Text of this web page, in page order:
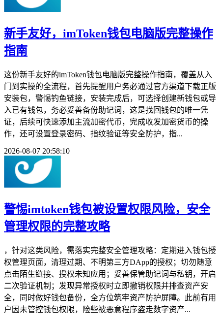
新手友好，imToken钱包电脑版完整操作
指南
这份新手友好的imToken钱包电脑版完整操作指南，覆盖从入
门到实操的全流程，首先提醒用户务必通过官方渠道下载正版
安装包，警惕钓鱼链接，安装完成后，可选择创建新钱包或导
入已有钱包，务必妥善备份助记词，这是找回钱包的唯一凭
证，后续可快速添加主流加密代币，完成收发加密货币的操
作，还可设置登录密码、指纹验证等安全防护，指...
2026-08-07 20:58:10
警惕imtoken钱包被设置权限风险，安全
管理权限的完整攻略
，针对这类风险，需落实完整安全管理攻略：定期进入钱包授
权管理页面，清理过期、不明第三方DApp的授权；切勿随意
点击陌生链接、授权未知应用；妥善保管助记词与私钥，开启
二次验证机制；发现异常授权时立即撤销权限并排查资产安
全，同时做好钱包备份，全方位筑牢资产防护屏障。此前有用
户因未管控钱包权限，险些被恶意程序盗走数字资产...